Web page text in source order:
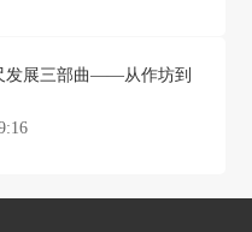
发展三部曲——从作坊到